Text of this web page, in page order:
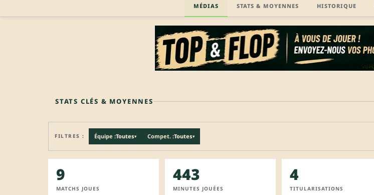
MÉDIAS STATS & MOYENNES HISTORIQUE
Profil pro · Réservé aux clubs
STATS CLÉS & MOYENNES
FILTRES : Équipe :Toutes▾ Compet. :Toutes▾
9
MATCHS JOUES
443
MINUTES JOUÉES
4
TITULARISATIONS